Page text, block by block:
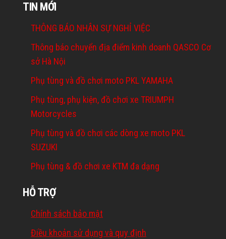
TIN MỚI
THÔNG BÁO NHÂN SỰ NGHỈ VIỆC
Thông báo chuyển địa điểm kinh doanh QASCO Cơ
sở Hà Nội
Phụ tùng và đồ chơi moto PKL YAMAHA
Phụ tùng, phụ kiện, đồ chơi xe TRIUMPH
Motorcycles
Phụ tùng và đồ chơi các dòng xe moto PKL
SUZUKI
Phụ tùng & đồ chơi xe KTM đa dạng
HỖ TRỢ
Chính sách bảo mật
Điều khoản sử dụng và quy định